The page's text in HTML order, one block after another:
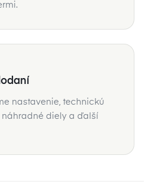
nastavenie, technickú
náhradné diely a ďalší